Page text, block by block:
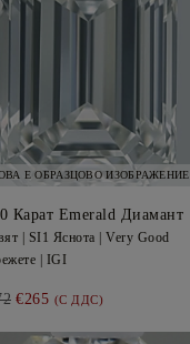
Е ОБРАЗЦОВО ИЗОБРАЖЕНИЕ
Карат Emerald Диамант
| SI1 Яснота | Very Good
| IGI
€265 (С ДДС)